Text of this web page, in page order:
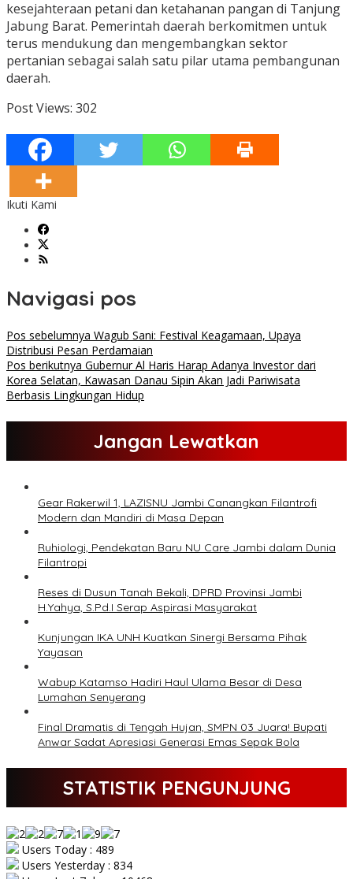
kesejahteraan petani dan ketahanan pangan di Tanjung
Jabung Barat. Pemerintah daerah berkomitmen untuk
terus mendukung dan mengembangkan sektor
pertanian sebagai salah satu pilar utama pembangunan
daerah.
Post Views: 302
Ikuti Kami
Navigasi pos
Pos sebelumnya Wagub Sani: Festival Keagamaan, Upaya
Distribusi Pesan Perdamaian
Pos berikutnya Gubernur Al Haris Harap Adanya Investor dari
Korea Selatan, Kawasan Danau Sipin Akan Jadi Pariwisata
Berbasis Lingkungan Hidup
Jangan Lewatkan
Gear Rakerwil 1, LAZISNU Jambi Canangkan Filantrofi
Modern dan Mandiri di Masa Depan
Ruhiologi, Pendekatan Baru NU Care Jambi dalam Dunia
Filantropi
Reses di Dusun Tanah Bekali, DPRD Provinsi Jambi
H.Yahya, S.Pd.I Serap Aspirasi Masyarakat
Kunjungan IKA UNH Kuatkan Sinergi Bersama Pihak
Yayasan
Wabup Katamso Hadiri Haul Ulama Besar di Desa
Lumahan Senyerang
Final Dramatis di Tengah Hujan, SMPN 03 Juara! Bupati
Anwar Sadat Apresiasi Generasi Emas Sepak Bola
STATISTIK PENGUNJUNG
Users Today : 489
Users Yesterday : 834